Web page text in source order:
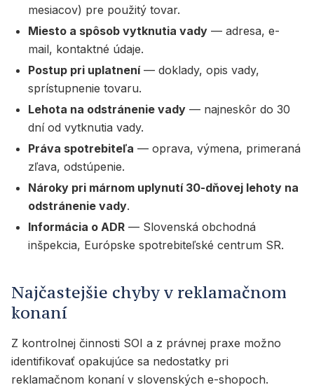
mesiacov) pre použitý tovar.
Miesto a spôsob vytknutia vady — adresa, e-
mail, kontaktné údaje.
Postup pri uplatnení— doklady, opis vady,
sprístupnenie tovaru.
Lehota na odstránenie vady — najneskôr do 30
dní od vytknutia vady.
Práva spotrebiteľa — oprava, výmena, primeraná
zľava, odstúpenie.
Nároky pri márnom uplynutí 30-dňovej lehoty na
odstránenie vady.
Informácia o ADR — Slovenská obchodná
inšpekcia, Európske spotrebiteľské centrum SR.
Najčastejšie chyby v reklamačnom
konaní
Z kontrolnej činnosti SOI a z právnej praxe možno
identifikovať opakujúce sa nedostatky pri
reklamačnom konaní v slovenských e-shopoch.